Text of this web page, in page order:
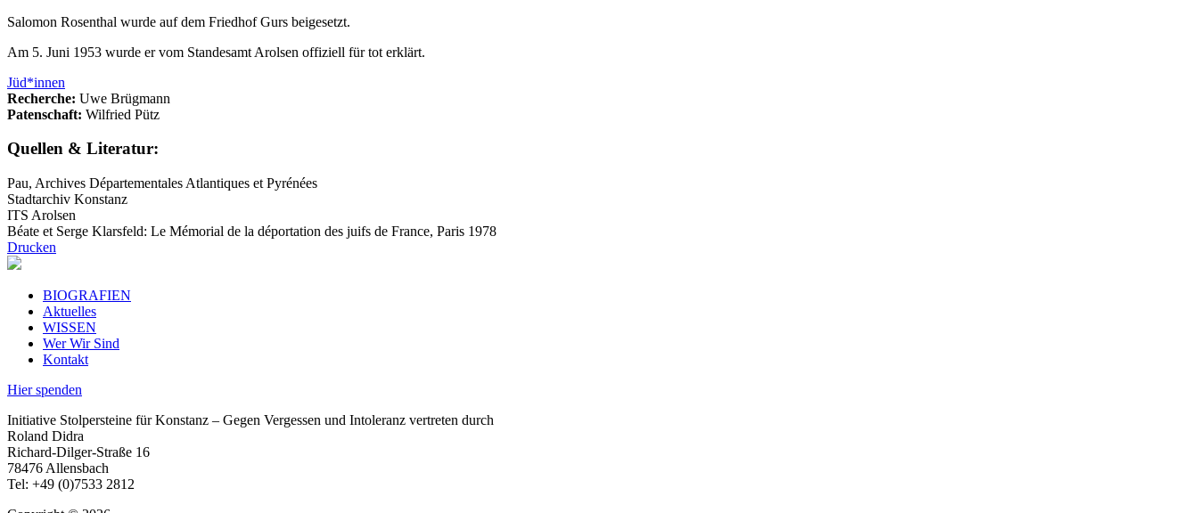
Salomon Rosenthal wurde auf dem Friedhof Gurs beigesetzt.
Am 5. Juni 1953 wurde er vom Standesamt Arolsen offiziell für tot erklärt.
Jüd*innen
Recherche: Uwe Brügmann
Patenschaft: Wilfried Pütz
Quellen & Literatur:
Pau, Archives Départementales Atlantiques et Pyrénées
Stadtarchiv Konstanz
ITS Arolsen
Béate et Serge Klarsfeld: Le Mémorial de la déportation des juifs de France, Paris 1978
Drucken
BIOGRAFIEN
Aktuelles
WISSEN
Wer Wir Sind
Kontakt
Hier spenden
Initiative Stolpersteine für Konstanz – Gegen Vergessen und Intoleranz vertreten durch
Roland Didra
Richard-Dilger-Straße 16
78476 Allensbach
Tel: +49 (0)7533 2812